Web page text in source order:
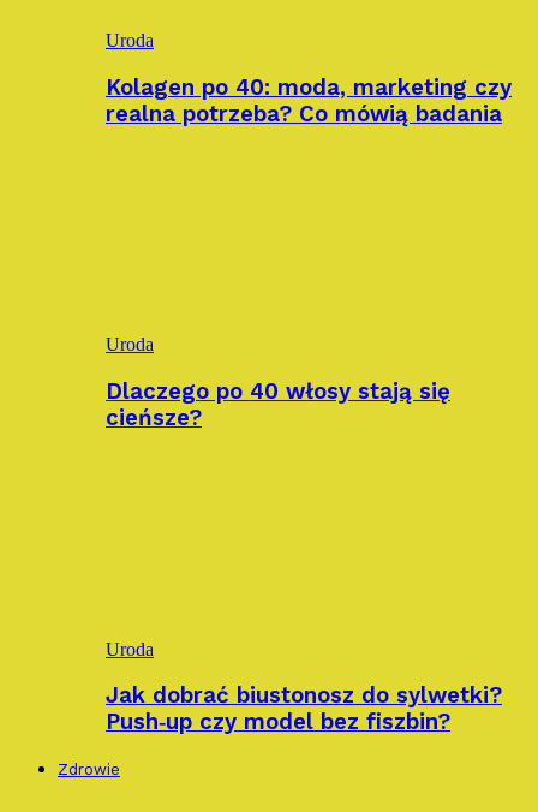
Uroda
Kolagen po 40: moda, marketing czy
realna potrzeba? Co mówią badania
Uroda
Dlaczego po 40 włosy stają się
cieńsze?
Uroda
Jak dobrać biustonosz do sylwetki?
Push‑up czy model bez fiszbin?
Zdrowie